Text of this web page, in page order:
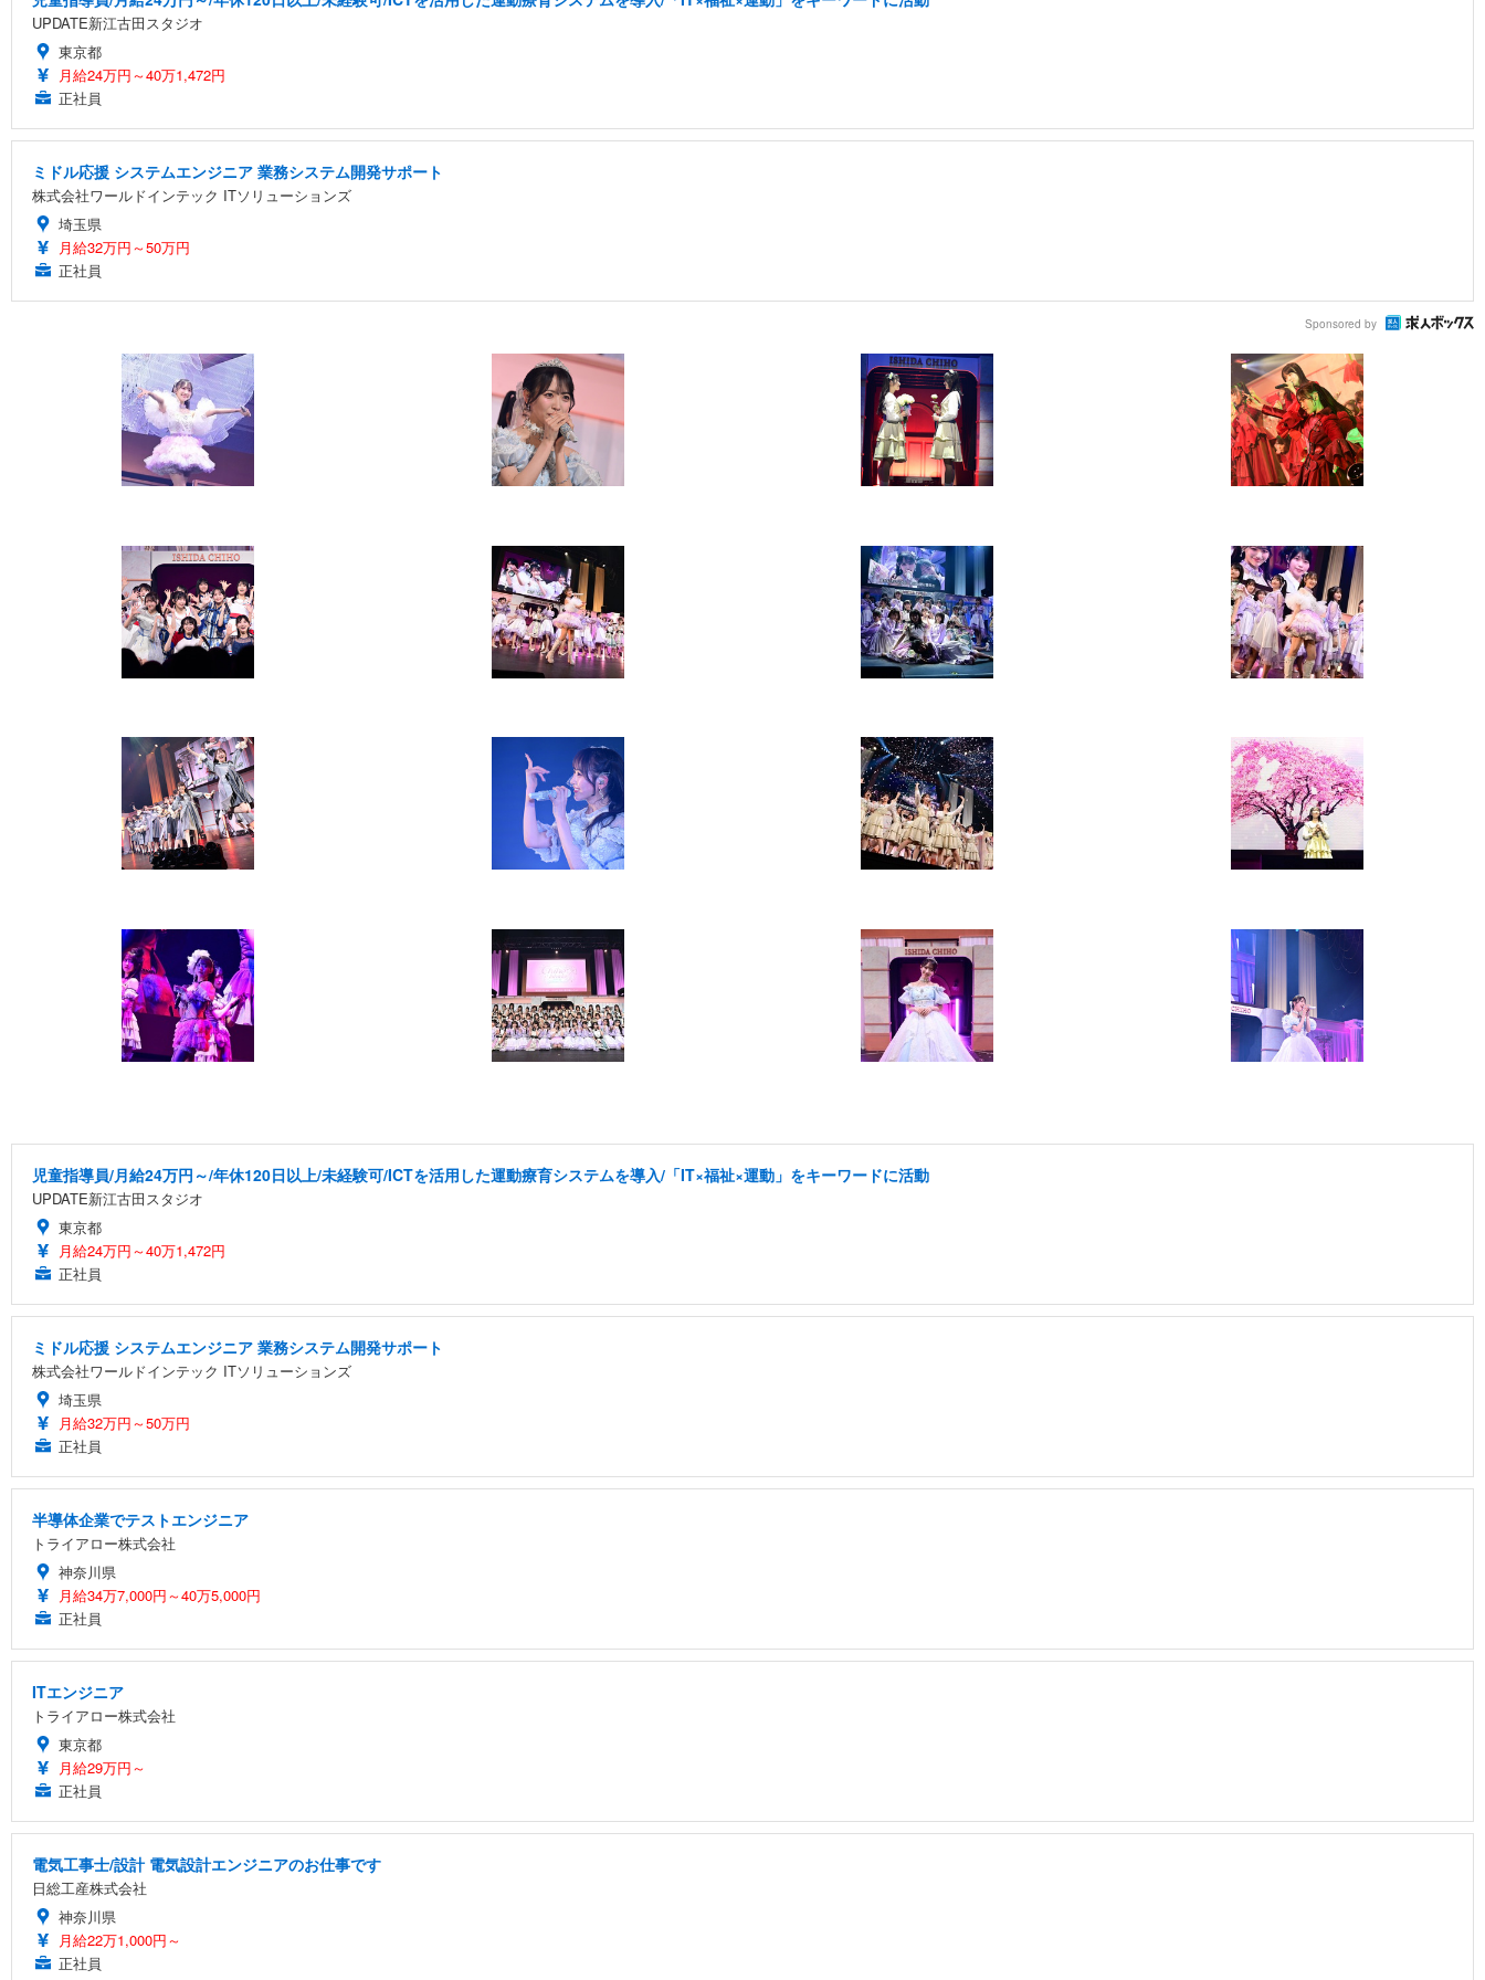
UPDATE新江古田スタジオ
東京都
月給24万円～40万1,472円
正社員
ミドル応援 システムエンジニア 業務システム開発サポート
株式会社ワールドインテック ITソリューションズ
埼玉県
月給32万円～50万円
正社員
Sponsored by
児童指導員/月給24万円～/年休120日以上/未経験可/ICTを活用した運動療育システムを導入/「IT×福祉×運動」をキーワードに活動
UPDATE新江古田スタジオ
東京都
月給24万円～40万1,472円
正社員
ミドル応援 システムエンジニア 業務システム開発サポート
株式会社ワールドインテック ITソリューションズ
埼玉県
月給32万円～50万円
正社員
半導体企業でテストエンジニア
トライアロー株式会社
神奈川県
月給34万7,000円～40万5,000円
正社員
ITエンジニア
トライアロー株式会社
東京都
月給29万円～
正社員
電気工事士/設計 電気設計エンジニアのお仕事です
日総工産株式会社
神奈川県
月給22万1,000円～
正社員